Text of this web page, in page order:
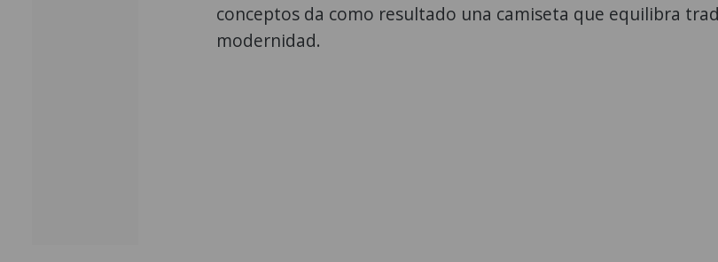
conceptos da como resultado una camiseta que equilibra
modernidad.